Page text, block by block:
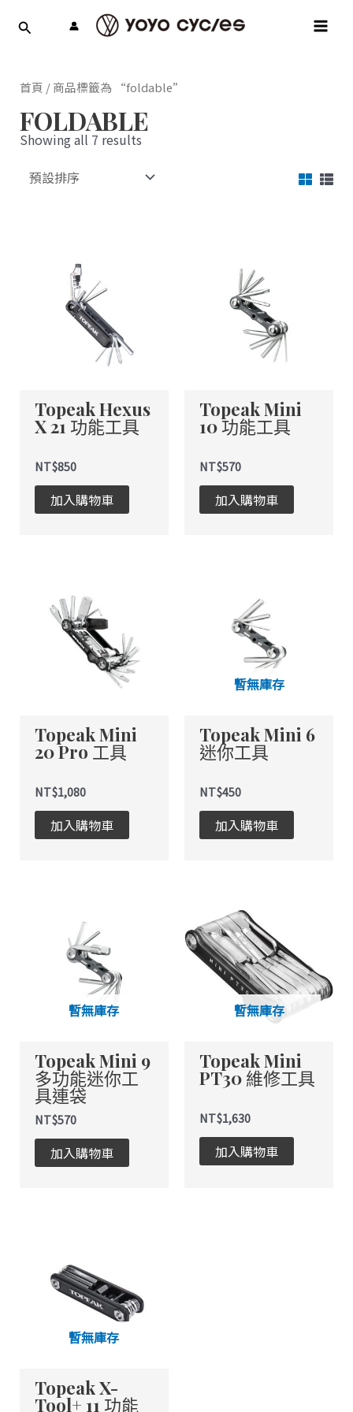
首頁 / 商品標籤為 “foldable”
FOLDABLE
Showing all 7 results
Topeak Hexus
X 21 功能工具
NT$850
加入購物車
Topeak Mini
10 功能工具
NT$570
加入購物車
Topeak Mini
20 Pro 工具
NT$1,080
加入購物車
暫無庫存
Topeak Mini 6
迷你工具
NT$450
加入購物車
暫無庫存
Topeak Mini 9
多功能迷你工
具連袋
NT$570
加入購物車
暫無庫存
Topeak Mini
PT30 維修工具
NT$1,630
加入購物車
暫無庫存
Topeak X-
Tool+ 11 功能